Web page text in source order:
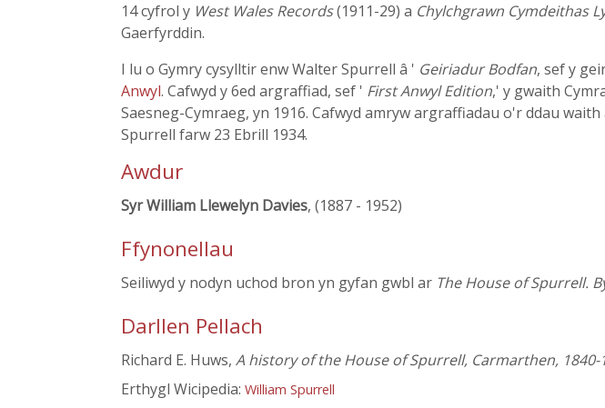
14 cyfrol y West Wales Records(1911-29) a Chylchgrawn Cymdeithas
Gaerfyrddin.
I lu o Gymry cysylltir enw Walter Spurrell â ' Geiriadur Bodfan, sef y
Anwyl. Cafwyd y 6ed argraffiad, sef ' First Anwyl Edition,' y gwaith
Saesneg-Cymraeg, yn 1916. Cafwyd amryw argraffiadau o'r ddau
Spurrell farw 23 Ebrill 1934.
Awdur
Syr William Llewelyn Davies, (1887 - 1952)
Ffynonellau
Seiliwyd y nodyn uchod bron yn gyfan gwbl ar The House of Spurrell.
Darllen Pellach
Richard E. Huws, A history of the House of Spurrell, Carmarthen, 1840-
Erthygl Wicipedia: William Spurrell